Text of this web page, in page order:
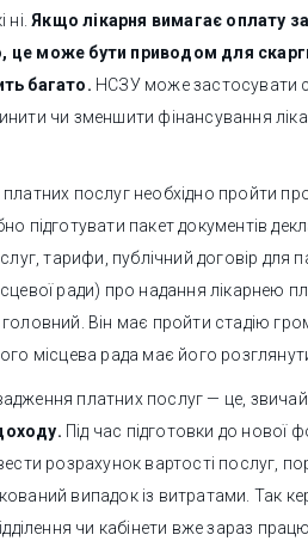
Якщо лікарня вимагає оплату
це може бути приводом для
багато. НСЗУ може застосувати
чи зменшити фінансування
послуг необхідно пройти
підготувати пакет документів
тарифи, публічний договір для
ради) про надання лікарнею
Він має пройти стадію
місцева рада має його розглянути
платних послуг — це,
Під час підготовки до нової
розрахунок вартості послуг,
випадок із витратами. Так
чи кабінети вже зараз